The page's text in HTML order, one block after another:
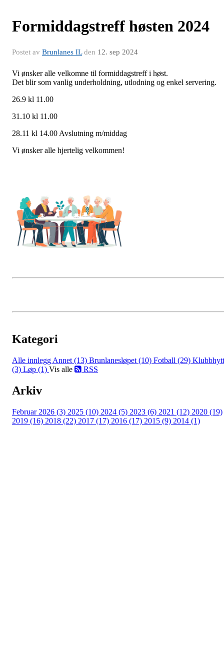
Formiddagstreff høsten 2024
Postet av Brunlanes ILden 12. sep 2024
Vi ønsker alle velkomne til formiddagstreff i høst.
Det blir som vanlig underholdning, utlodning og enkel servering.
26.9 kl 11.00
31.10 kl 11.00
28.11 kl 14.00 Avslutning m/middag
Vi ønsker alle hjertelig velkommen!
Kategori
Alle innlegg Annet (13) Brunlanesløpet (10) Fotball (29)
(3) Løp (1) Vis alle RSS
Arkiv
Februar 2026 (3) 2025 (10) 2024 (5) 2023 (6) 2021 (12) 2020 (19)
2019 (16) 2018 (22) 2017 (17) 2016 (17) 2015 (9) 2014 (1)